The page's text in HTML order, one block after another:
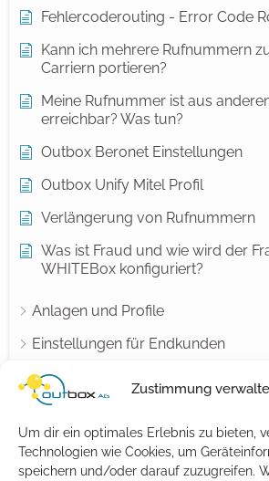
Zustimmung
Um dir ein optimales Erlebnis zu bieten,
Technologien wie Cookies, um
speichern und/oder darauf zuzugreifen.
Fehlercoderouting - Error Code
Kann ich mehrere Rufnummern
Carriern portieren?
Meine Rufnummer ist aus
erreichbar? Was tun?
Outbox Beronet Einstellungen
Outbox Unify Mitel Profil
Verlängerung von Rufnummern
Was ist Fraud und wie wird der
WHITEBox konfiguriert?
Anlagen und Profile
Einstellungen für Endkunden
Wie konfiguriere ich meine
Fax
Netzwerk Konfiguration
Notruf